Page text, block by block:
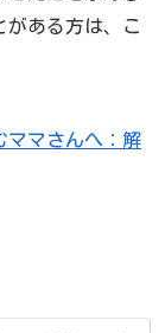
がある方は、こ
ママさんへ：解